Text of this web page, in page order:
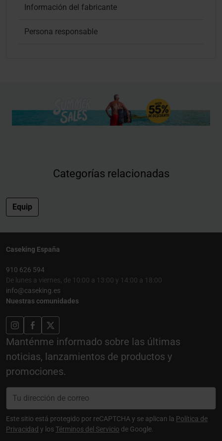
Información del fabricante
Persona responsable
Categorías relacionadas
Equip
Caseking España
910 626 594
De lunes a viernes, de 10:00 a 13:00 y 14:00 a 18:00
info@caseking.es
Nuestras comunidades
Manténme informado sobre las últimas
noticias, lanzamientos de productos y
promociones.
Este sitio está protegido por reCAPTCHA y se aplican la Política de
Privacidad y losTérminos del Servicio de Google.